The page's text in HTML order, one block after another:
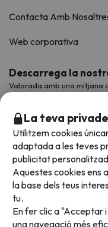
Contacta Amb
Web corporativa
Descarrega la
Valorada amb una mitjana
Acceptem
La teva
Utilitzem cookies
adaptada a les teves
publicitat
Aquestes cookies ens
la base dels teus
tu.
En fer clic a "Acceptar
una navegació més